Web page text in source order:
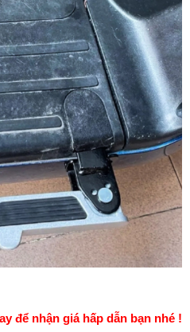
để nhận giá hấp dẫn bạn nhé !